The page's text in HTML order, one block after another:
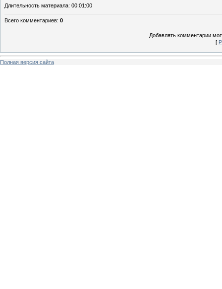
Длительность материала: 00:01:00
Всего комментариев: 0
Добавлять комментарии
[
Полная версия сайта